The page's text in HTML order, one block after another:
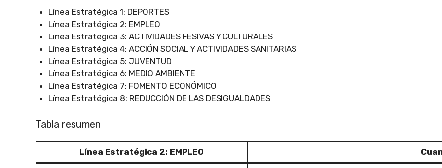
Línea Estratégica 1: DEPORTES
Línea Estratégica 2: EMPLEO
Línea Estratégica 3: ACTIVIDADES FESIVAS Y CULTURALES
Línea Estratégica 4: ACCIÓN SOCIAL Y ACTIVIDADES SANITARIAS
Línea Estratégica 5: JUVENTUD
Línea Estratégica 6: MEDIO AMBIENTE
Línea Estratégica 7: FOMENTO ECONÓMICO
Línea Estratégica 8: REDUCCIÓN DE LAS DESIGUALDADES
Tabla resumen
Línea Estratégica 2: EMPLEO